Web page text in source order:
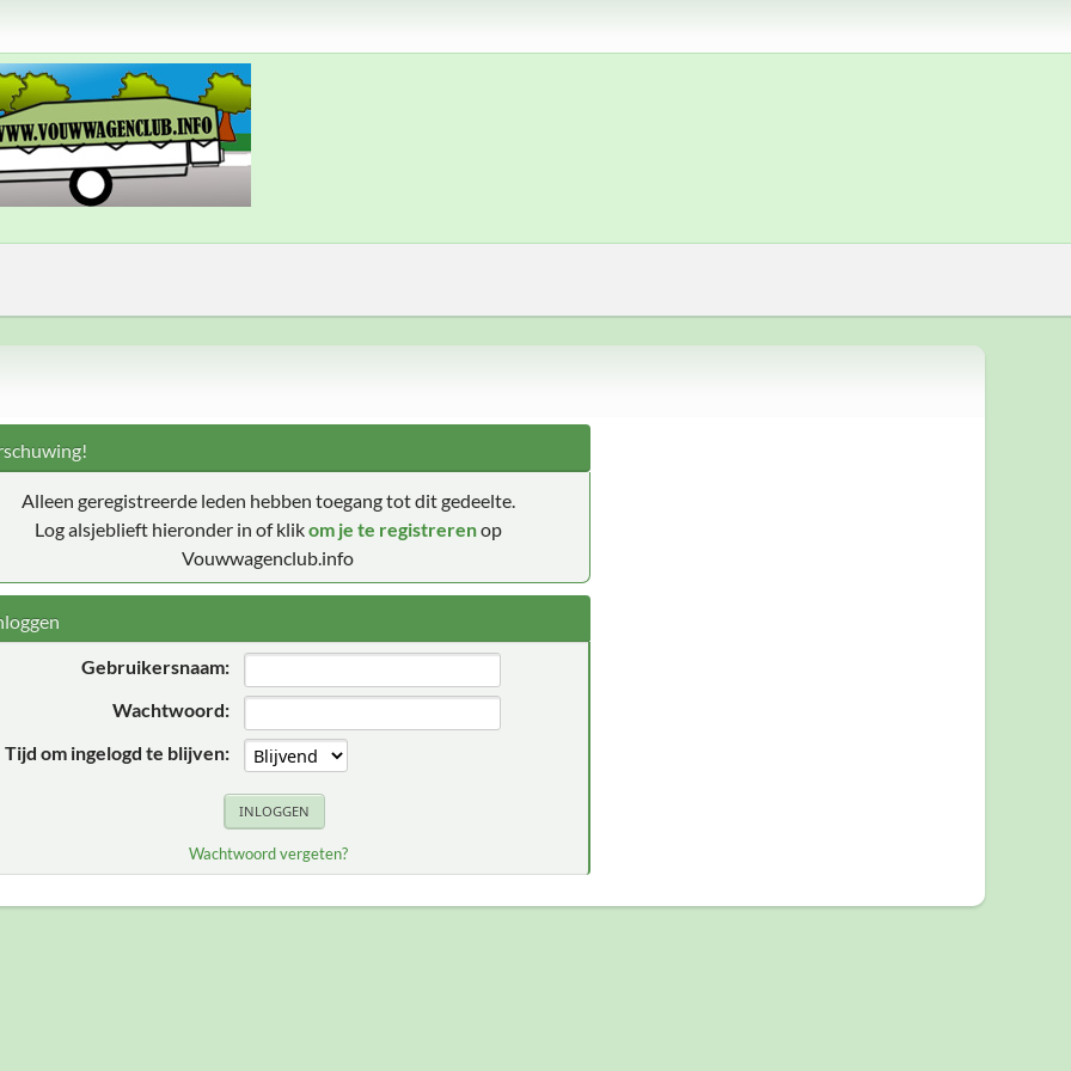
Alleen geregistreerde leden hebben toegang tot dit gedeelte.
Log alsjeblieft hieronder in of klikom je te registrerenop
Vouwwagenclub.info
Gebruikersnaam:
Wachtwoord:
Tijd om ingelogd te blijven:
Wachtwoord vergeten?